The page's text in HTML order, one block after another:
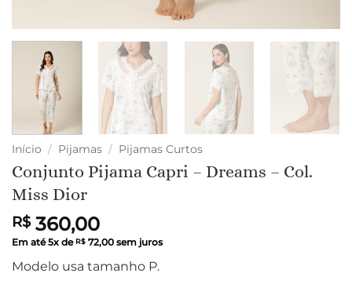
Início / Pijamas / Pijamas Curtos
Conjunto Pijama Capri – Dreams – Col.
Miss Dior
R$360,00
Em até5x de R$ 72,00 sem juros
Modelo usa tamanho P.